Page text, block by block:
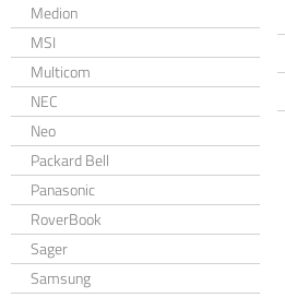
Medion
MSI
Multicom
NEC
Neo
Packard Bell
Panasonic
RoverBook
Sager
Samsung